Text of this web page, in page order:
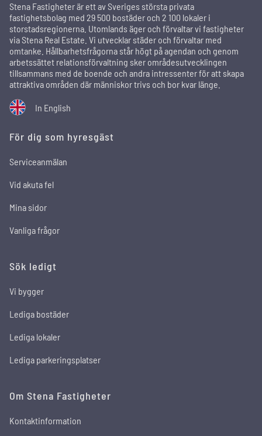
Stena Fastigheter är ett av Sveriges största privata
fastighetsbolag med 29 500 bostäder och 2 100 lokaler i
storstadsregionerna. Utomlands äger och förvaltar vi fastigheter
via Stena Real Estate. Vi utvecklar städer och förvaltar med
omtanke. Hållbarhetsfrågorna står högt på agendan och genom
arbetssättet relationsförvaltning sker områdesutvecklingen
tillsammans med de boende och andra intressenter för att skapa
attraktiva områden där människor trivs och bor kvar länge.
In English
För dig som hyresgäst
Serviceanmälan
Vid akuta fel
Mina sidor
Vanliga frågor
Sök ledigt
Vi bygger
Lediga bostäder
Lediga lokaler
Lediga parkeringsplatser
Om Stena Fastigheter
Kontaktinformation